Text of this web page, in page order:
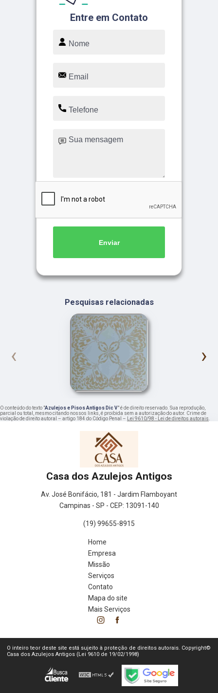
Entre em Contato
Enviar
Pesquisas relacionadas
‹ ›
O conteúdo do texto "Azulejos e Pisos Antigos Dic V" é de direito reservado. Sua reprodução,
parcial ou total, mesmo citando nossos links, é proibida sem a autorização do autor. Crime de
violação de direito autoral – artigo 184 do Código Penal –
Lei 9610/98 - Lei de direitos autorais
Casa dos Azulejos Antigos
Av. José Bonifácio, 181 - Jardim Flamboyant
Campinas - SP - CEP: 13091-140
(19) 99655-8915
Home
Empresa
Missão
Serviços
Contato
Mapa do site
Mais Serviços
O inteiro teor deste site está sujeito à proteção de direitos autorais. Copyright©
Casa dos Azulejos Antigos (Lei 9610 de 19/02/1998)